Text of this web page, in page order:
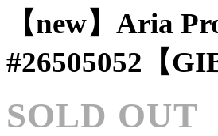
【new】Aria
#26505052【
SOLD OUT